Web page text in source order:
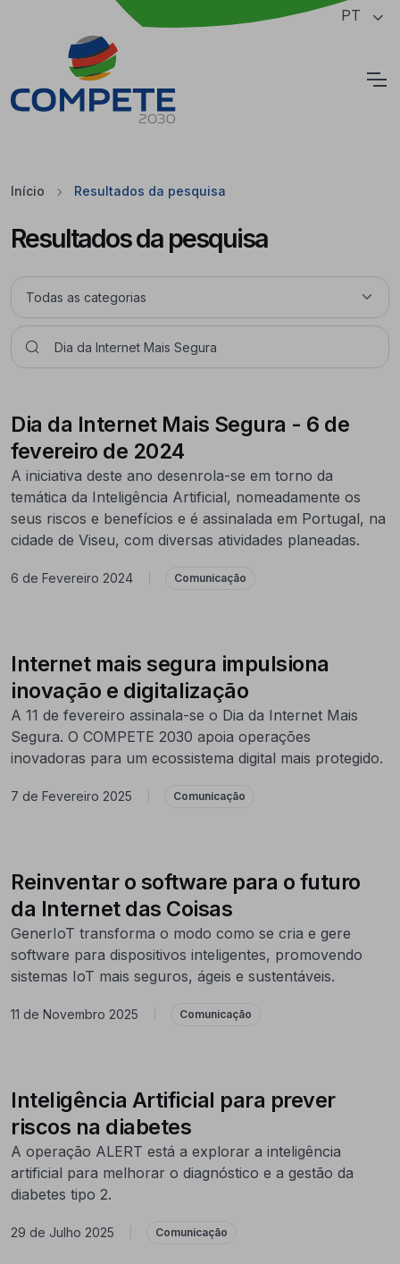
Saltar para o conteúdo principal da página PT
Início Resultados da pesquisa
Resultados da pesquisa
Dia da Internet Mais Segura - 6 de
fevereiro de 2024
A iniciativa deste ano desenrola-se em torno da
temática da Inteligência Artificial, nomeadamente os
seus riscos e benefícios e é assinalada em Portugal, na
cidade de Viseu, com diversas atividades planeadas.
6 de Fevereiro 2024 Comunicação
Internet mais segura impulsiona
inovação e digitalização
A 11 de fevereiro assinala-se o Dia da Internet Mais
Segura. O COMPETE 2030 apoia operações
inovadoras para um ecossistema digital mais protegido.
7 de Fevereiro 2025 Comunicação
Reinventar o software para o futuro
da Internet das Coisas
GenerIoT transforma o modo como se cria e gere
software para dispositivos inteligentes, promovendo
sistemas IoT mais seguros, ágeis e sustentáveis.
11 de Novembro 2025 Comunicação
Inteligência Artificial para prever
riscos na diabetes
A operação ALERT está a explorar a inteligência
artificial para melhorar o diagnóstico e a gestão da
diabetes tipo 2.
29 de Julho 2025 Comunicação